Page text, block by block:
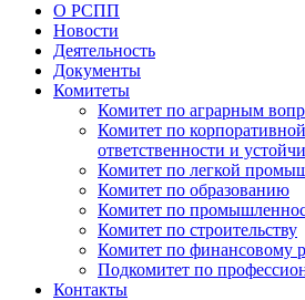
О РСПП
Новости
Деятельность
Документы
Комитеты
Комитет по аграрным
Комитет по
ответственности и
Комитет по легкой
Комитет по образованию
Комитет по
Комитет по строительству
Комитет по финансовому
Подкомитет по
Контакты